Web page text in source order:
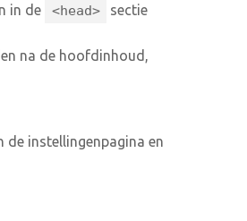
in de <head>
sectie
na de hoofdinhoud,
de instellingenpagina en